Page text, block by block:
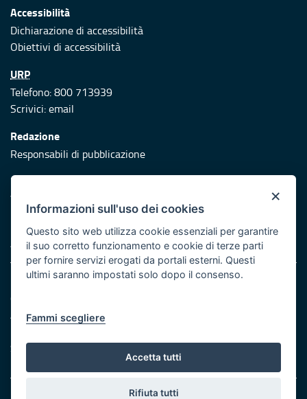
Accessibilità
Dichiarazione di accessibilità
Obiettivi di accessibilità
URP
Telefono: 800 713939
Scrivici:email
Redazione
Responsabili di pubblicazione
Protezione civile
Vai al sito di Protezione Civile Puglia
Iniziativa finanziata con risorse del POR Puglia 2014/2020 -
Asse XI
Note legali
Cookie e privacy
Atti di notifica
Servizi Intranet
×
Informazioni sull'uso dei cookies
Questo sito web utilizza cookie essenziali per garantire
il suo corretto funzionamento e cookie di terze parti
per fornire servizi erogati da portali esterni. Questi
ultimi saranno impostati solo dopo il consenso.
Fammi scegliere
Accetta tutti
Rifiuta tutti